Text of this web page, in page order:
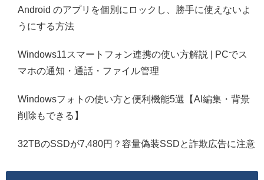
Android のアプリを個別にロックし、勝手に使えないよ
うにする方法
Windows11スマートフォン連携の使い方解説 | PCでス
マホの通知・通話・ファイル管理
Windowsフォトの使い方と便利機能5選【AI編集・背景
削除もできる】
32TBのSSDが7,480円？容量偽装SSDと詐欺広告に注意